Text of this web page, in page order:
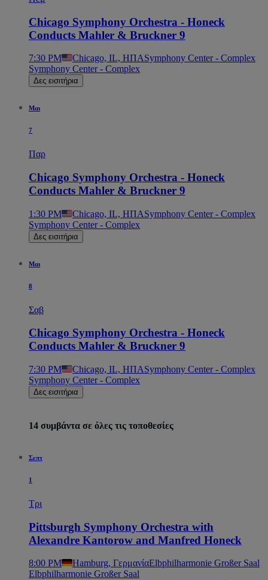
Chicago Symphony Orchestra - Honeck
Conducts Mahler & Bruckner 9
7:30 PM Chicago, IL, ΗΠΑSymphony Center - Complex
Symphony Center - Complex
Δες εισιτήρια
Μαι
7
Παρ
Chicago Symphony Orchestra - Honeck
Conducts Mahler & Bruckner 9
1:30 PM Chicago, IL, ΗΠΑSymphony Center - Complex
Symphony Center - Complex
Δες εισιτήρια
Μαι
8
Σαβ
Chicago Symphony Orchestra - Honeck
Conducts Mahler & Bruckner 9
7:30 PM Chicago, IL, ΗΠΑSymphony Center - Complex
Symphony Center - Complex
Δες εισιτήρια
14 συμβάντα σε όλες τις τοποθεσίες
Σεπτ
1
Τρι
Pittsburgh Symphony Orchestra with
Alexandre Kantorow and Manfred Honeck
8:00 PM Hamburg, ΓερμανίαElbphilharmonie Großer Saal
Elbphilharmonie Großer Saal